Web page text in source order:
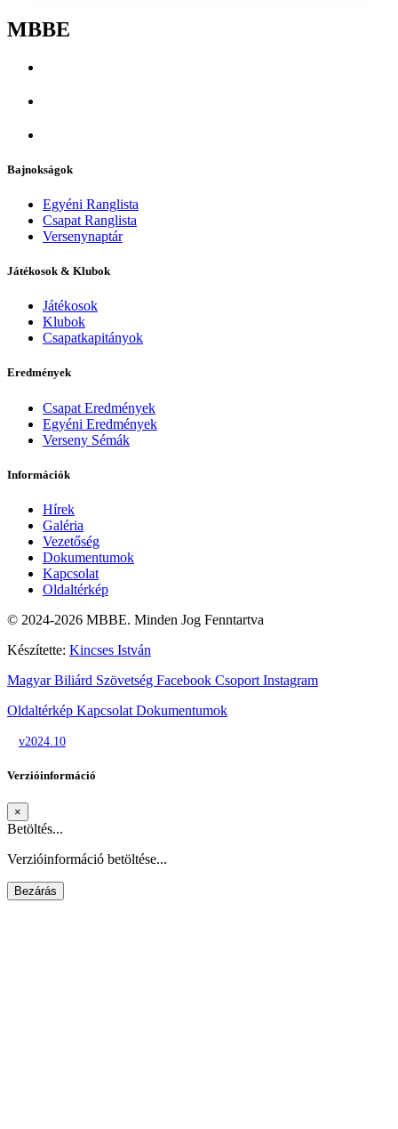
MBBE
Bajnokságok
Egyéni Ranglista
Csapat Ranglista
Versenynaptár
Játékosok & Klubok
Játékosok
Klubok
Csapatkapitányok
Eredmények
Csapat Eredmények
Egyéni Eredmények
Verseny Sémák
Információk
Hírek
Galéria
Vezetőség
Dokumentumok
Kapcsolat
Oldaltérkép
© 2024-2026 MBBE. Minden Jog Fenntartva
Készítette: Kincses István
Magyar Biliárd Szövetség Facebook Csoport Instagram
Oldaltérkép Kapcsolat Dokumentumok
v2024.10
Verzióinformáció
×
Betöltés...
Verzióinformáció betöltése...
Bezárás